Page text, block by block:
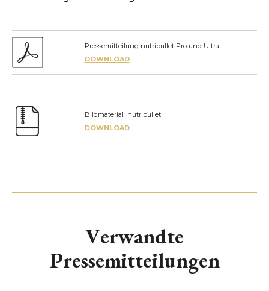
Pressemitteilung nutribullet Pro und Ultra
DOWNLOAD
Bildmaterial_nutribullet
DOWNLOAD
Verwandte
Pressemitteilungen